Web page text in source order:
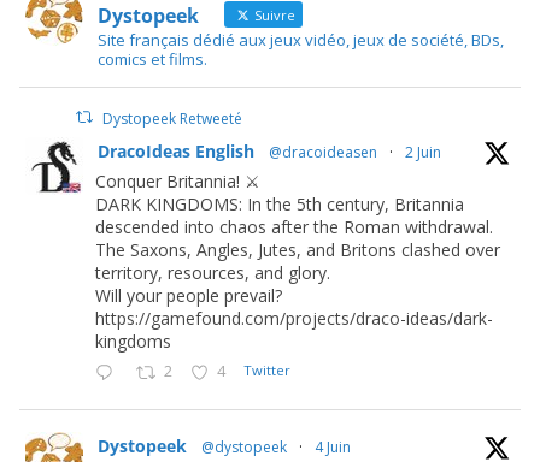
Dystopeek Suivre
Site français dédié aux jeux vidéo, jeux de société, BDs,
comics et films.
Dystopeek Retweeté
DracoIdeas English @dracoideasen · 2 Juin
Conquer Britannia! ⚔️
DARK KINGDOMS: In the 5th century, Britannia
descended into chaos after the Roman withdrawal.
The Saxons, Angles, Jutes, and Britons clashed over
territory, resources, and glory.
Will your people prevail?
https://gamefound.com/projects/draco-ideas/dark-
kingdoms
2 4 Twitter
Dystopeek @dystopeek · 4 Juin